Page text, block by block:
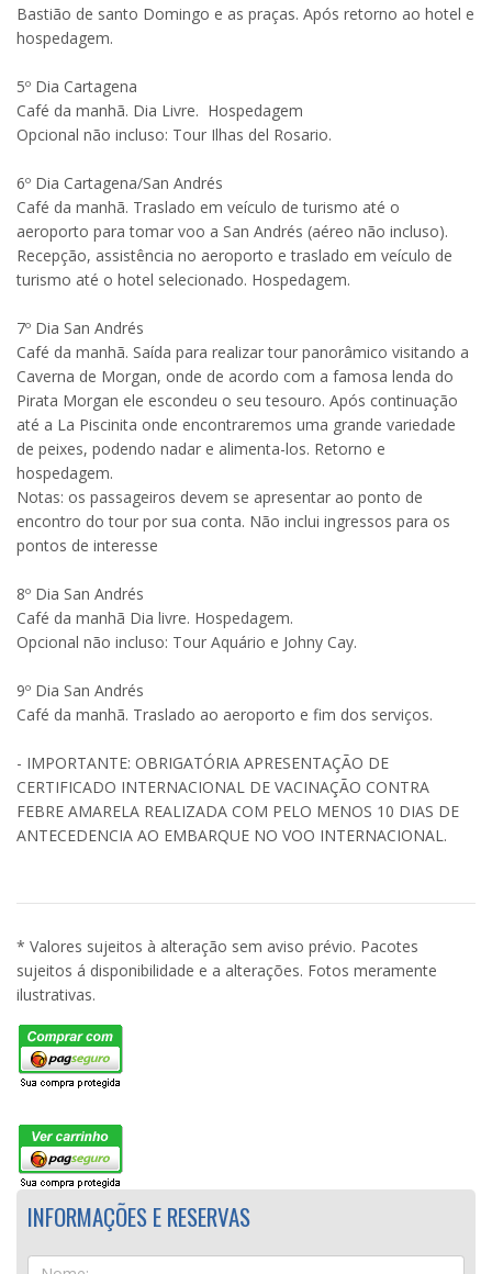
Bastião de santo Domingo e as praças. Após retorno ao hotel e
hospedagem.
5º Dia Cartagena
Café da manhã. Dia Livre. Hospedagem
Opcional não incluso: Tour Ilhas del Rosario.
6º Dia Cartagena/San Andrés
Café da manhã. Traslado em veículo de turismo até o
aeroporto para tomar voo a San Andrés (aéreo não incluso).
Recepção, assistência no aeroporto e traslado em veículo de
turismo até o hotel selecionado. Hospedagem.
7º Dia San Andrés
Café da manhã. Saída para realizar tour panorâmico visitando a
Caverna de Morgan, onde de acordo com a famosa lenda do
Pirata Morgan ele escondeu o seu tesouro. Após continuação
até a La Piscinita onde encontraremos uma grande variedade
de peixes, podendo nadar e alimenta-los. Retorno e
hospedagem.
Notas: os passageiros devem se apresentar ao ponto de
encontro do tour por sua conta. Não inclui ingressos para os
pontos de interesse
8º Dia San Andrés
Café da manhã Dia livre. Hospedagem.
Opcional não incluso: Tour Aquário e Johny Cay.
9º Dia San Andrés
Café da manhã. Traslado ao aeroporto e fim dos serviços.
- IMPORTANTE: OBRIGATÓRIA APRESENTAÇÃO DE
CERTIFICADO INTERNACIONAL DE VACINAÇÃO CONTRA
FEBRE AMARELA REALIZADA COM PELO MENOS 10 DIAS DE
ANTECEDENCIA AO EMBARQUE NO VOO INTERNACIONAL.
* Valores sujeitos à alteração sem aviso prévio. Pacotes
sujeitos á disponibilidade e a alterações. Fotos meramente
ilustrativas.
INFORMAÇÕES E RESERVAS